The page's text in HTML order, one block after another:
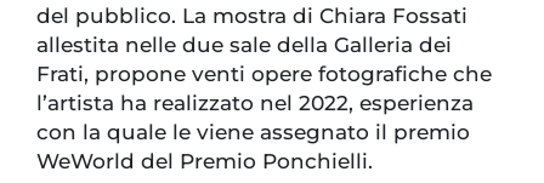
del pubblico. La mostra di Chiara Fossati
allestita nelle due sale della Galleria dei
Frati, propone venti opere fotografiche che
l’artista ha realizzato nel 2022, esperienza
con la quale le viene assegnato il premio
WeWorld del Premio Ponchielli.